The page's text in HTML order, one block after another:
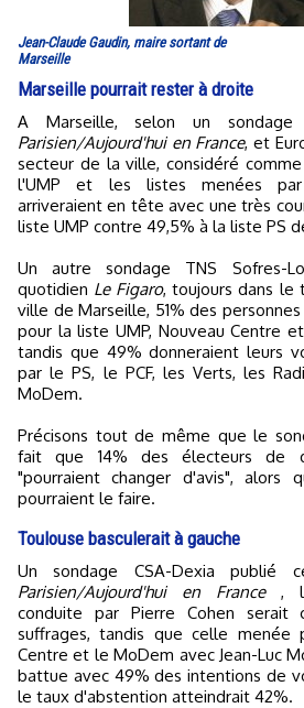
Jean-Claude Gaudin, maire sortant de
Marseille
Marseille pourrait rester à droite
A Marseille, selon un
Parisien/Aujourd'hui en France, et
secteur de la ville, considéré
l'UMP et les listes menées par
arriveraient en tête avec une très
liste UMP contre 49,5% à la liste PS
Un autre sondage TNS Sofres-
quotidien Le Figaro, toujours dans le
ville de Marseille, 51% des
pour la liste UMP, Nouveau Centre
tandis que 49% donneraient leurs
par le PS, le PCF, les Verts, les
MoDem.
Précisons tout de même que le
fait que 14% des électeurs de
"pourraient changer d'avis", alors
pourraient le faire.
Toulouse basculerait à gauche
Un sondage CSA-Dexia publié
Parisien/Aujourd'hui en France ,
conduite par Pierre Cohen serait
suffrages, tandis que celle menée
Centre et le MoDem avec Jean-Luc
battue avec 49% des intentions de
le taux d'abstention atteindrait 42%.